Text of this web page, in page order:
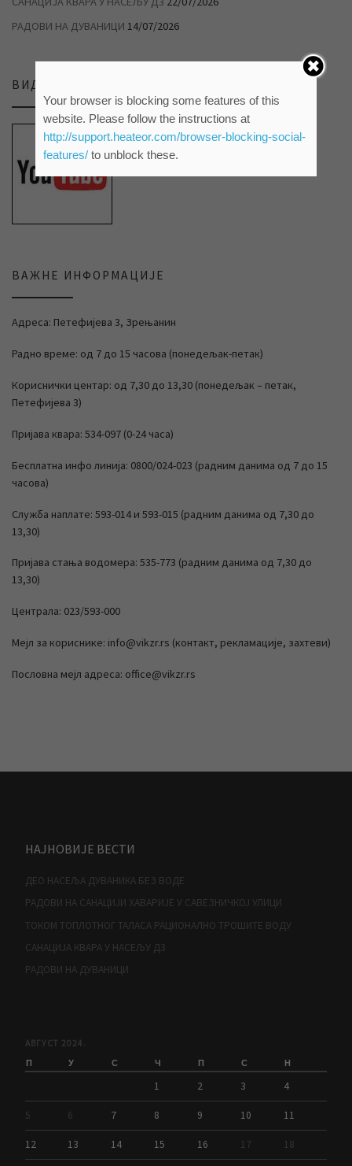
РАДОВИ НА ДУВАНИЦИ 14/07/2026
ВИДЕО ПРИЛОЗИ НА НАШЕМ ЈУТЈУБ КАНАЛУ
ВАЖНЕ ИНФОРМАЦИЈЕ
Адреса: Петефијева 3, Зрењанин
Радно време: од 7 до 15 часова (понедељак-петак)
Кориснички центар: од 7,30 до 13,30 (понедељак – петак,
Петефијева 3)
Пријава квара: 534-097 (0-24 часа)
Бесплатна инфо линија: 0800/024-023 (радним данима од 7 до 15
часова)
Служба наплате: 593-014 и 593-015 (радним данима од 7,30 до
13,30)
Пријава стања водомера: 535-773 (радним данима од 7,30 до
13,30)
Централа: 023/593-000
Мејл за кориснике: info@vikzr.rs (контакт, рекламације, захтеви)
Пословна мејл адреса: office@vikzr.rs
НАЈНОВИЈЕ ВЕСТИ
ДЕО НАСЕЉА ДУВАНИКА БЕЗ ВОДЕ
РАДОВИ НА САНАЦИЈИ ХАВАРИЈЕ У САВЕЗНИЧКОЈ УЛИЦИ
ТОКОМ ТОПЛОТНОГ ТАЛАСА РАЦИОНАЛНО ТРОШИТЕ ВОДУ
САНАЦИЈА КВАРА У НАСЕЉУ Д3
РАДОВИ НА ДУВАНИЦИ
АВГУСТ 2024.
П У С Ч П С Н
1 2 3 4
5 6 7 8 9 10 11
12 13 14 15 16 17 18
Your browser is blocking some features of this
website. Please follow the instructions at
http://support.heateor.com/browser-blocking-social-
features/to unblock these.